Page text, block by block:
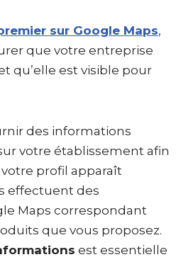
sur Google Maps,
que votre entreprise
qu’elle est visible pour
des informations
votre établissement afin
profil apparaît
effectuent des
Maps correspondant
que vous proposez.
est essentielle